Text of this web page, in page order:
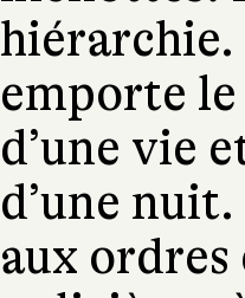
hiérarchie.
emporte
d’une vie
d’une
aux